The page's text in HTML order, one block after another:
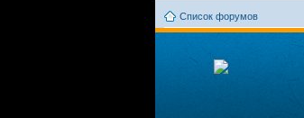
Список форумов